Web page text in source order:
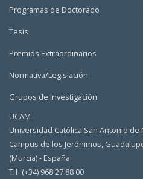
Programas de Doctorado
Tesis
Premios Extraordinarios
Normativa/Legislación
Grupos de Investigación
UCAM
Universidad Católica San Antonio de
Campus de los Jerónimos,
(Murcia) - España
Tlf: (+34) 968 27 88 00